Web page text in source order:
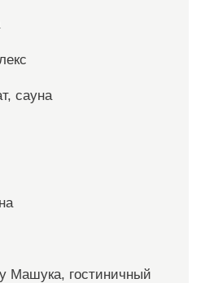
сауна
Машука, гостиничный